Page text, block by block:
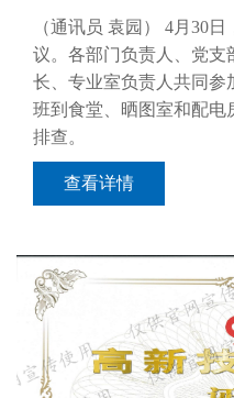
（通讯员 袁园） 4月30
议。各部门负责人、党支
长、专业室负责人共同参
班到食堂、晒图室和配电
排查。
查看详情